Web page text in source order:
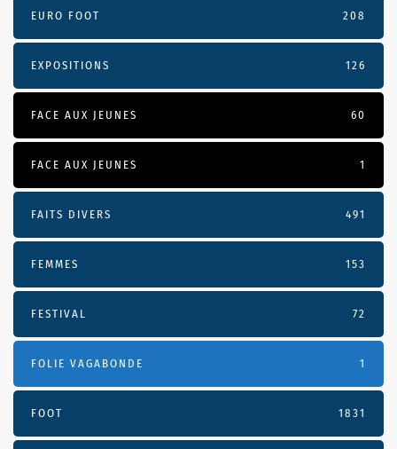
EURO FOOT 208
EXPOSITIONS 126
FACE AUX JEUNES 60
FACE AUX JEUNES 1
FAITS DIVERS 491
FEMMES 153
FESTIVAL 72
FOLIE VAGABONDE 1
FOOT 1831